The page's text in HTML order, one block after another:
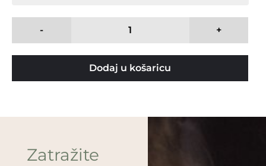
- +
Dodaj u košaricu
Zatražite